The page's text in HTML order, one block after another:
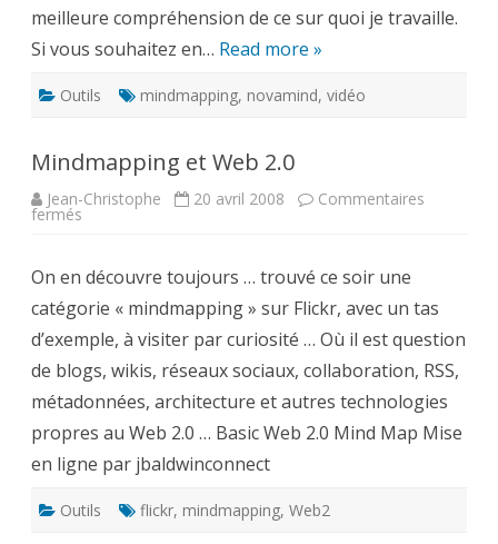
meilleure compréhension de ce sur quoi je travaille.
Si vous souhaitez en… Read more »
Outils mindmapping, novamind, vidéo
Mindmapping et Web 2.0
Jean-Christophe 20 avril 2008 Commentaires
fermés
2.0
On en découvre toujours … trouvé ce soir une
catégorie « mindmapping » sur Flickr, avec un tas
d’exemple, à visiter par curiosité … Où il est question
de blogs, wikis, réseaux sociaux, collaboration, RSS,
métadonnées, architecture et autres technologies
propres au Web 2.0 … Basic Web 2.0 Mind Map Mise
en ligne par jbaldwinconnect
Outils flickr, mindmapping, Web2